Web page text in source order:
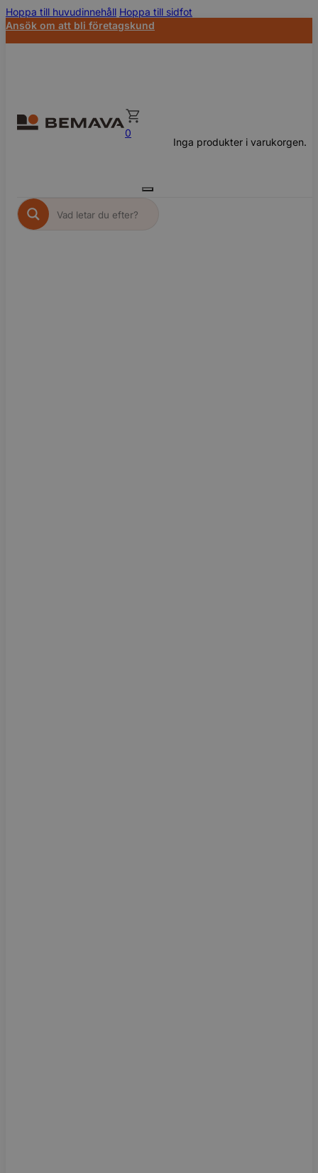
Hoppa till huvudinnehåll Hoppa till sidfot
Ansök om att bli företagskund
0
Inga produkter i varukorgen.